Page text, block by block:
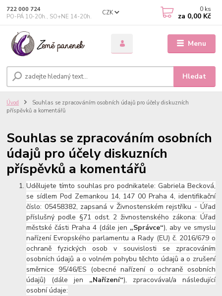
Menu
CZK
Hledat
722 000 724
PO-PÁ 10-20h., SO+NE 14-20h.
0 ks
za 0,00 Kč
Úvod
Souhlas se zpracováním osobních údajů pro účely diskuzních
příspěvků a komentářů
Souhlas se zpracováním osobních
údajů pro účely diskuzních
příspěvků a komentářů
Udělujete tímto souhlas pro podnikatele: Gabriela Becková,
se sídlem Pod Zemankou 14, 147 00 Praha 4, identifikační
číslo: 05458382, zapsaná v Živnostenském rejstříku - Úřad
příslušný podle §71 odst. 2 živnostenského zákona: Úřad
městské části Praha 4 (dále jen „Správce“), aby ve smyslu
nařízení Evropského parlamentu a Rady (EU) č. 2016/679 o
ochraně fyzických osob v souvislosti se zpracováním
osobních údajů a o volném pohybu těchto údajů a o zrušení
směrnice 95/46/ES (obecné nařízení o ochraně osobních
údajů) (dále jen „Nařízení“), zpracovával/a následující
osobní údaje: